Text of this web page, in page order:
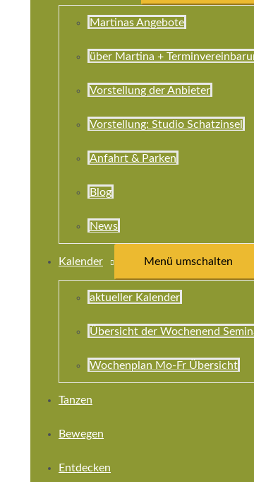
Martinas Angebote
über Martina +
Vorstellung der Anbieter
Vorstellung: Studio Schatzinsel
Anfahrt & Parken
Blog
News
Kalender Menü umschalten
aktueller Kalender
Übersicht der Wochenend
Wochenplan Mo-Fr Übersicht
Tanzen
Bewegen
Entdecken